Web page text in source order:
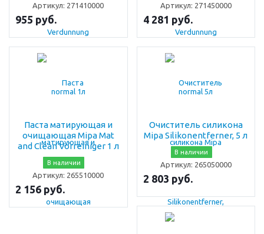
Артикул: 271410000
955 руб.
Артикул: 271450000
4 281 руб.
Паста матирующая и
очищающая Mipa Mat
and Clean Vorreiniger 1 л
В наличии
Артикул: 265510000
2 156 руб.
Очиститель силикона
Mipa Silikonentferner, 5 л
В наличии
Артикул: 265050000
2 803 руб.